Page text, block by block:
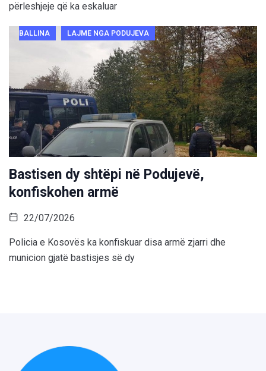
përleshjeje që ka eskaluar
BALLINA LAJME NGA PODUJEVA
Bastisen dy shtëpi në Podujevë,
konfiskohen armë
22/07/2026
Policia e Kosovës ka konfiskuar disa armë zjarri dhe
municion gjatë bastisjes së dy